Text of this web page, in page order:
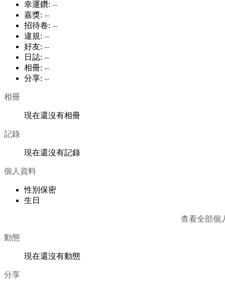
幸運鑽: --
嘉獎: --
招待卷: --
違規: --
好友: --
日誌: --
相冊: --
分享: --
相冊
現在還沒有相冊
記錄
現在還沒有記錄
個人資料
性別 保密
生日
查看全部個
動態
現在還沒有動態
分享